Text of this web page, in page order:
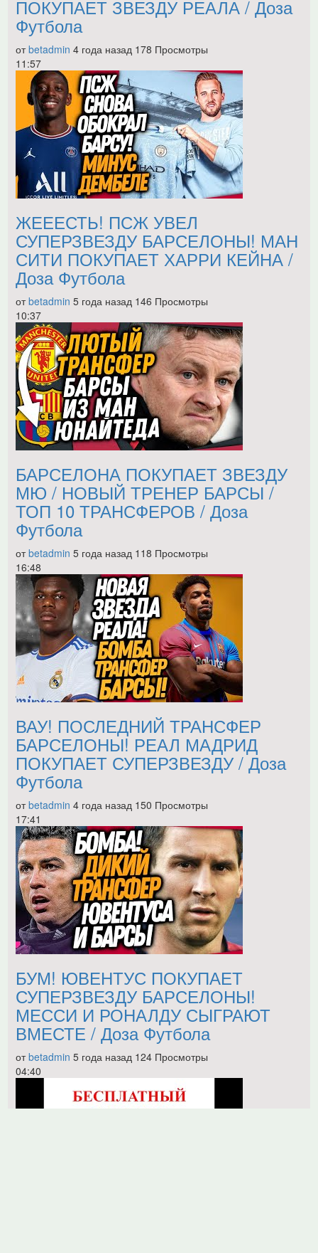
ПОКУПАЕТ ЗВЕЗДУ РЕАЛА / Доза
Футбола
отbetadmin 4 года назад 178 Просмотры
11:57
ЖЕЕЕСТЬ! ПСЖ УВЕЛ
СУПЕРЗВЕЗДУ БАРСЕЛОНЫ! МАН
СИТИ ПОКУПАЕТ ХАРРИ КЕЙНА /
Доза Футбола
отbetadmin 5 года назад 146 Просмотры
10:37
БАРСЕЛОНА ПОКУПАЕТ ЗВЕЗДУ
МЮ / НОВЫЙ ТРЕНЕР БАРСЫ /
ТОП 10 ТРАНСФЕРОВ / Доза
Футбола
отbetadmin 5 года назад 118 Просмотры
16:48
ВАУ! ПОСЛЕДНИЙ ТРАНСФЕР
БАРСЕЛОНЫ! РЕАЛ МАДРИД
ПОКУПАЕТ СУПЕРЗВЕЗДУ / Доза
Футбола
отbetadmin 4 года назад 150 Просмотры
17:41
БУМ! ЮВЕНТУС ПОКУПАЕТ
СУПЕРЗВЕЗДУ БАРСЕЛОНЫ!
МЕССИ И РОНАЛДУ СЫГРАЮТ
ВМЕСТЕ / Доза Футбола
отbetadmin 5 года назад 124 Просмотры
04:40